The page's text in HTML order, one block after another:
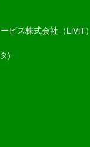
ビス株式会社（LiViT）
)